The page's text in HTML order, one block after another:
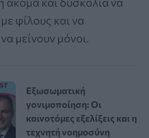
φίλους και να
μείνουν μόνοι.
Εξωσωματική
γονιμοποίηση: Οι
καινοτόμες εξελίξεις και η
τεχνητή νοημοσύνη